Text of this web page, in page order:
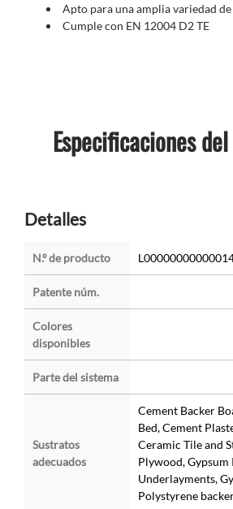
Apto para una amplia variedad
Cumple con EN 12004 D2 TE
Especificaciones
Detalles
N.º de producto
Patente núm.
Colores
disponibles
Parte del sistema
Sustratos
adecuados
Cement Backer
Bed, Cement
Ceramic Tile and
Plywood, Gypsum
Underlayments,
Polystyrene